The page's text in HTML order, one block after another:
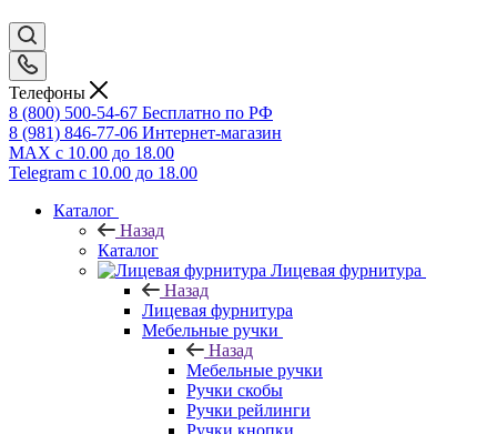
Телефоны
8 (800) 500-54-67 Бесплатно по РФ
8 (981) 846-77-06 Интернет-магазин
MAX с 10.00 до 18.00
Telegram с 10.00 до 18.00
Каталог
Назад
Каталог
Лицевая фурнитура
Назад
Лицевая фурнитура
Мебельные ручки
Назад
Мебельные ручки
Ручки скобы
Ручки рейлинги
Ручки кнопки